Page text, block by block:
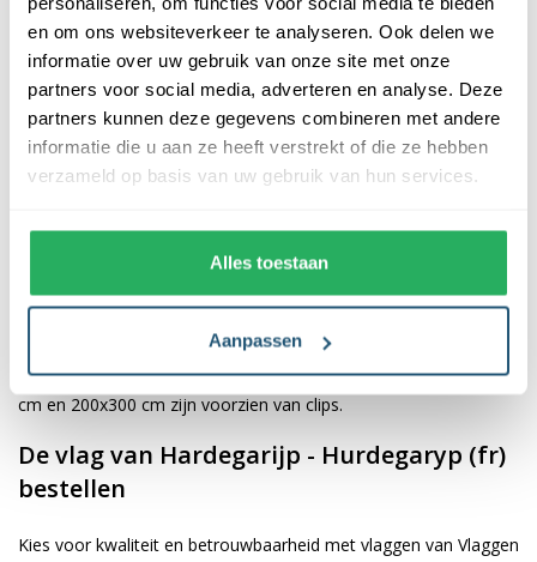
en om ons websiteverkeer te analyseren. Ook delen we
informatie over uw gebruik van onze site met onze
partners voor social media, adverteren en analyse. Deze
partners kunnen deze gegevens combineren met andere
informatie die u aan ze heeft verstrekt of die ze hebben
verzameld op basis van uw gebruik van hun services.
Alles toestaan
Aanpassen
De afwerking van onze vlaggen is van hoge kwaliteit. Ze zijn
voorzien van een sterke kopband en een dubbele stiknaad, wat
bijdraagt aan hun duurzaamheid en stevigheid. Wij bieden de
vlag vanHardegarijp - Hurdegaryp (fr)aan in verschillende
afmetingen, namelijk 40x60 cm, 70x100 cm, 100x150 cm,
maat voor jouw specifieke toepassing
voorzien van verschillende bevestigingsmogelijkheden. De
vlaggen van 40x60 cm, 70x100 cm en 100x150 cm zijn uitgerust
met een koord en lusje, terwijl de grotere maten van 150x225
cm en 200x300 cm zijn voorzien van clips.
De vlag van Hardegarijp - Hurdegaryp (fr)
bestellen
Kies voor kwaliteit en betrouwbaarheid met vlaggen van Vlaggen